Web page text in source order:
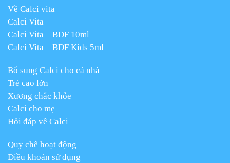
Về Calci vita
Calci Vita
Calci Vita – BDF 10ml
Calci Vita – BDF Kids 5ml
Bổ sung Calci cho cả nhà
Trẻ cao lớn
Xương chắc khỏe
Calci cho mẹ
Hỏi đáp về Calci
Quy chế hoạt động
Điều khoản sử dụng